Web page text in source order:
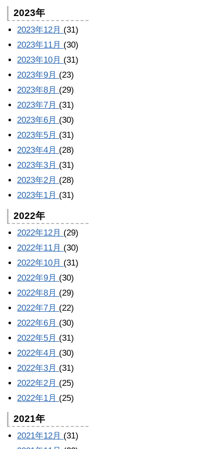
2023年
2023年12月 (31)
2023年11月 (30)
2023年10月 (31)
2023年9月 (23)
2023年8月 (29)
2023年7月 (31)
2023年6月 (30)
2023年5月 (31)
2023年4月 (28)
2023年3月 (31)
2023年2月 (28)
2023年1月 (31)
2022年
2022年12月 (29)
2022年11月 (30)
2022年10月 (31)
2022年9月 (30)
2022年8月 (29)
2022年7月 (22)
2022年6月 (30)
2022年5月 (31)
2022年4月 (30)
2022年3月 (31)
2022年2月 (25)
2022年1月 (25)
2021年
2021年12月 (31)